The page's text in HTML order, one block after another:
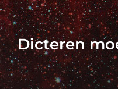
Dicteren